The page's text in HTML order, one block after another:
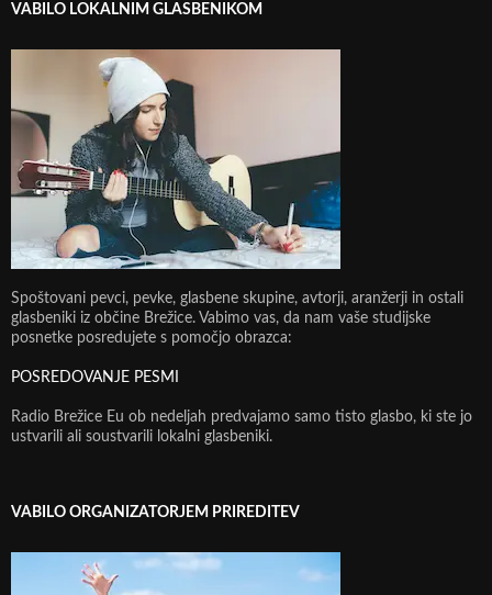
VABILO LOKALNIM GLASBENIKOM
Spoštovani pevci, pevke, glasbene skupine, avtorji, aranžerji in ostali
glasbeniki iz občine Brežice. Vabimo vas, da nam vaše studijske
posnetke posredujete s pomočjo obrazca:
POSREDOVANJE PESMI
Radio Brežice Eu ob nedeljah predvajamo samo tisto glasbo, ki ste jo
ustvarili ali soustvarili lokalni glasbeniki.
VABILO ORGANIZATORJEM PRIREDITEV